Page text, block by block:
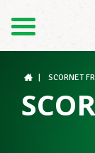
SCORNET